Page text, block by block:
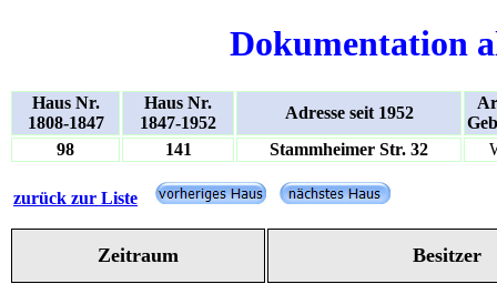
Dokumentation
Haus Nr.
1808-1847
Haus Nr.
1847-1952
Adresse seit 1952
98
141 Stammheimer Str. 32
zurück zur Liste
Zeitraum Besitzer